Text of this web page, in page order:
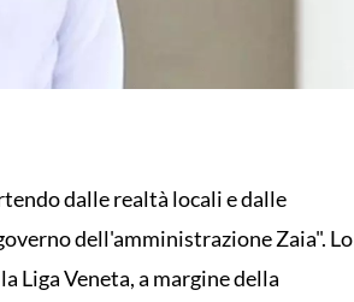
dalle realtà locali e dalle
dell'amministrazione Zaia". Lo
Liga Veneta, a margine della